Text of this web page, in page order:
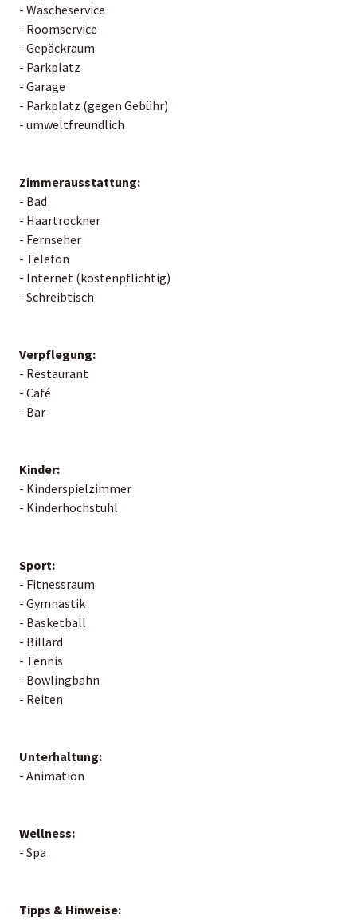
- Wäscheservice
- Roomservice
- Gepäckraum
- Parkplatz
- Garage
- Parkplatz (gegen Gebühr)
- umweltfreundlich
Zimmerausstattung:
- Bad
- Haartrockner
- Fernseher
- Telefon
- Internet (kostenpflichtig)
- Schreibtisch
Verpflegung:
- Restaurant
- Café
- Bar
Kinder:
- Kinderspielzimmer
- Kinderhochstuhl
Sport:
- Fitnessraum
- Gymnastik
- Basketball
- Billard
- Tennis
- Bowlingbahn
- Reiten
Unterhaltung:
- Animation
Wellness:
- Spa
Tipps & Hinweise: